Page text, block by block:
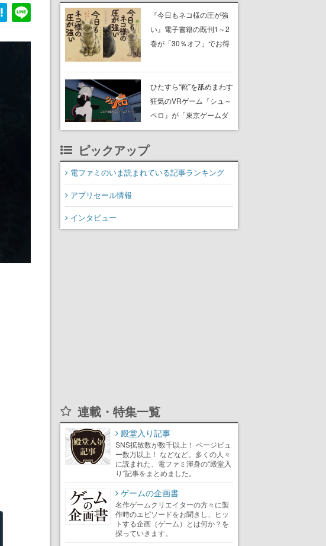
『今日もネコ様の圧が強
い』電子書籍の既刊1～2
巻が「30％オフ」でお得
たネコたちと、ネコを溺
愛する人間のすれ違いを
描く
ひたすら“靴”を舐めまわす
狂気のVRゲーム『シュ～
ペロ』が「東京ゲームダ
ンジョン」に展示中。キ
前のめり。公式アカウン
トも開設され、2026年リ
ピックアップ
電ファミのいま読まれている記事ランキング
アプリセール情報
インタビュー
連載・特集一覧
殿堂入り記事
SNS拡散数が数千以上！ ページビュ
ー数万以上！ などなど。多くの人々
に読まれた、電ファミ渾身の“殿堂入
り”記事をまとめました。
ゲームの企画書
名作ゲームクリエイターの方々に製
作時のエピソードをお聞きし、ヒッ
トする企画（ゲーム）とは何か？を
探っていきます。